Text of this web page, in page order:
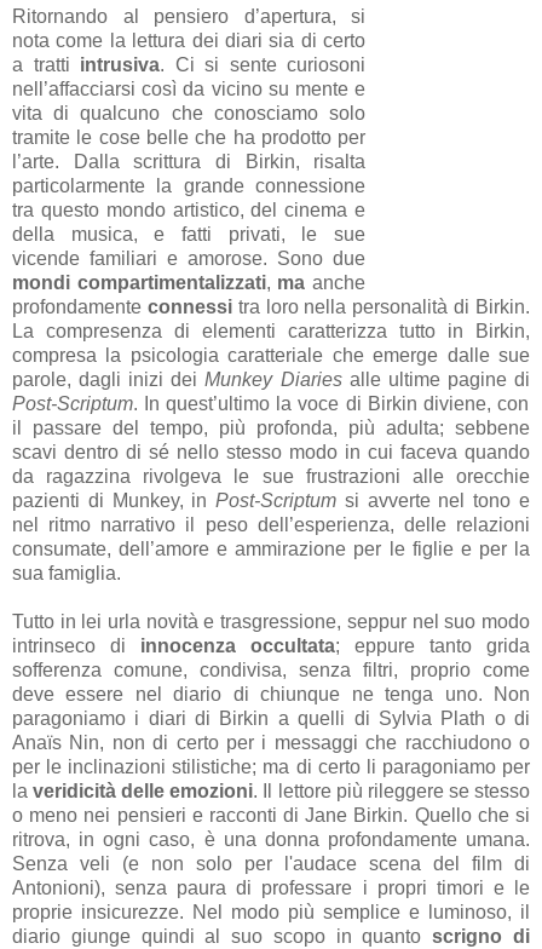
Ritornando al pensiero d’apertura, si
nota come la lettura dei diari sia di certo
a tratti intrusiva. Ci si sente curiosoni
nell’affacciarsi così da vicino su mente e
vita di qualcuno che conosciamo solo
tramite le cose belle che ha prodotto per
l’arte. Dalla scrittura di Birkin, risalta
particolarmente la grande connessione
tra questo mondo artistico, del cinema e
della musica, e fatti privati, le sue
vicende familiari e amorose. Sono due
mondi compartimentalizzati, ma anche
profondamente connessitra loro nella personalità di Birkin.
La compresenza di elementi caratterizza tutto in Birkin,
compresa la psicologia caratteriale che emerge dalle sue
parole, dagli inizi deiMunkey Diariesalle ultime pagine di
Post-Scriptum. In quest’ultimo la voce di Birkin diviene, con
il passare del tempo, più profonda, più adulta; sebbene
scavi dentro di sé nello stesso modo in cui faceva quando
da ragazzina rivolgeva le sue frustrazioni alle orecchie
pazienti di Munkey, inPost-Scriptum si avverte nel tono e
nel ritmo narrativo il peso dell’esperienza, delle relazioni
consumate, dell’amore e ammirazione per le figlie e per la
sua famiglia.
Tutto in lei urla novità e trasgressione, seppur nel suo modo
intrinseco di innocenza occultata; eppure tanto grida
sofferenza comune, condivisa, senza filtri, proprio come
deve essere nel diario di chiunque ne tenga uno. Non
paragoniamo i diari di Birkin a quelli di Sylvia Plath o di
Anaïs Nin, non di certo per i messaggi che racchiudono o
per le inclinazioni stilistiche; ma di certo li paragoniamo per
laveridicità delle emozioni. Il lettore più rileggere se stesso
o meno nei pensieri e racconti di Jane Birkin. Quello che si
ritrova, in ogni caso, è una donna profondamente umana.
Senza veli (e non solo per l'audace scena del film di
Antonioni), senza paura di professare i propri timori e le
proprie insicurezze. Nel modo più semplice e luminoso, il
diario giunge quindi al suo scopo in quantoscrigno di